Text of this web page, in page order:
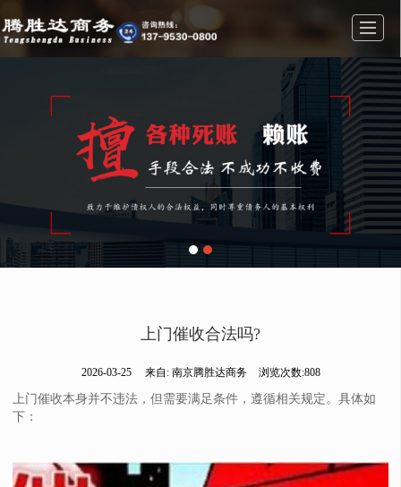
联系我们 留言反馈
上门催收合法吗?
2026-03-25 来自: 南京腾胜达商务 浏览次数:808
上门催收本身并不违法，但需要满足条件，遵循相关规定。具体如
下：